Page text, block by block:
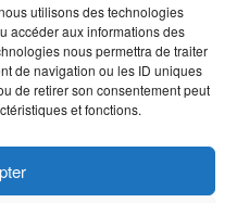
utilisons des technologies
accéder aux informations des
nous permettra de traiter
de navigation ou les ID uniques
de retirer son consentement peut
et fonctions.
?